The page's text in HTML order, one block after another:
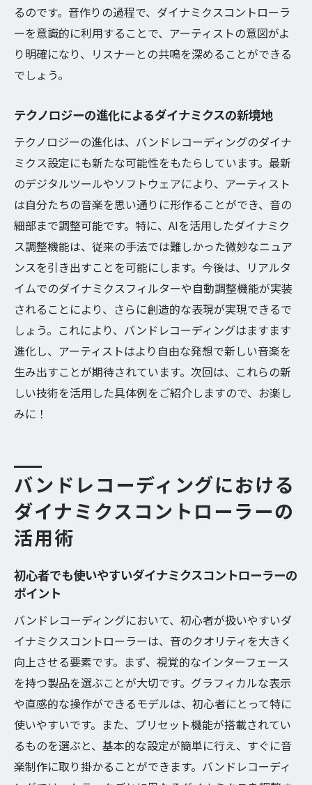
るのです。音作りの過程で、ダイナミクスコントローラ
ーを意識的に利用することで、アーティストの意図がよ
り明確になり、リスナーとの共鳴を深めることができる
でしょう。
テクノロジーの進化によるダイナミクスの新境地
テクノロジーの進化は、バンドレコーディングのダイナ
ミクス設定にも新たな可能性をもたらしています。最新
のデジタルツールやソフトウェアにより、アーティスト
は自分たちの音楽を思い通りに形作ることができ、音の
細部まで調整可能です。特に、AIを活用したダイナミク
ス調整機能は、従来の手法では難しかった微妙なニュア
ンスを引き出すことを可能にします。今後は、リアルタ
イムでのダイナミクスフィルターや自動調整機能が実装
されることにより、さらに創造的な表現が実現できるで
しょう。これにより、バンドレコーディングはますます
進化し、アーティストはより自由な発想で新しい音楽を
生み出すことが期待されています。次回は、これらの新
しい技術を活用した具体例をご紹介しますので、お楽し
みに！
バンドレコーディングにおける
ダイナミクスコントローラーの
活用術
初心者でも使いやすいダイナミクスコントローラーの
ポイント
バンドレコーディングにおいて、初心者が扱いやすいダ
イナミクスコントローラーは、音のクオリティを大きく
向上させる要素です。まず、視覚的なインターフェース
を持つ製品を選ぶことが大切です。グラフィカルな表示
や直感的な操作ができるモデルは、初心者にとって特に
使いやすいです。また、プリセット機能が搭載されてい
るものを選ぶと、基本的な設定が簡単に行え、すぐに音
楽制作に取り掛かることができます。バンドレコーディ